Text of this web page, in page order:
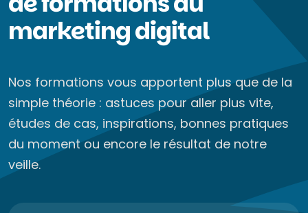
marketing digital
Nos formations vous apportent plus que de la
simple théorie : astuces pour aller plus vite,
études de cas, inspirations, bonnes pratiques
du moment ou encore le résultat de notre
veille.